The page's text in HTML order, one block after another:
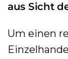
aus Sicht
Um einen